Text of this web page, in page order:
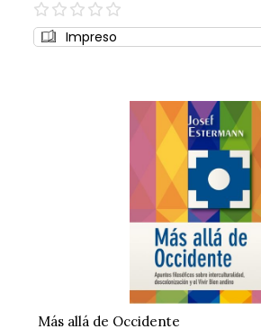
0%
Impreso
Más allá de Occidente